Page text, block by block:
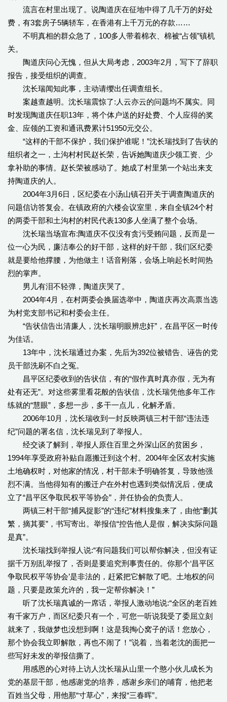
流言在村里出现了。说陶道庆在征地中得了几千万的好处
费，有3套房子5辆轿车，在香港有上千万元的存款……
不明真相的群众急了，100多人带着棉衣、棉被“占领”镇机
关。
陶道庆问心无愧，但从大局考虑，2003年2月，写下了辞职
报告，接受组织的调查。
沈长瑞闻知此事，主动请缨出任调查组长。
案越查越明。沈长瑞震惊了:人云亦云的问题均不属实。同
时发现陶道庆任职13年，将个体户送的好处费、个人应得的奖
金、应领的工资和通讯费累计51950元交公。
“这样的干部不保护，我们保护谁呢！”沈长瑞找到了告状的
组织者之一，土沟村村民赵长荣，告诉她陶道庆少领工资、少
拿补助的事情。赵长荣被感动了。她成了村里第一个站出来支
持陶道庆的人。
2004年3月6日，区纪委在小汤山镇召开关于调查陶道庆的
问题信访答复会。在镇政府的六楼会议室里，来自全镇24个村
的两委干部和土沟村的村民代表130多人坐满了整个会场。
沈长瑞当场宣布:陶道庆不仅没有贪污受贿问题，反而是一
位一心为民，廉洁奉公的好干部，这样的好干部，我们区纪委
就是要给他撑腰，为他做主！话音刚落，会场上响起长时间热
烈的掌声。
男儿有泪不轻弹，陶道庆哭了。
2004年4月，在村两委会换届选举中，陶道庆再次高票当选
为村党支部书记和村委会主任。
“告状信告出清廉人，沈长瑞明眼辨忠奸”，在昌平区一时传
为佳话。
13年中，沈长瑞通过办案，先后为392位被错告、诬告的党
员干部洗刷不白之冤。
昌平区纪委收到的告状信，有的“假作真时真亦假，无为有
处有还无”。对这些雾里看花般的告状信，沈长瑞凭他多年工作
练就的“慧眼”，多想一步，多干一点儿，化解矛盾。
2006年10月，沈长瑞收到一封反映两镇三村干部“违法违
纪”问题的署名信，沈长瑞见到了举报人。
经交谈了解到，举报人原住百里之外深山区的贫困乡，
1994年享受政府补贴自愿搬迁到这个村。2004年全区农村实施
土地确权时，对他家的情况，村干部未予明确答复，导致他强
烈不满。当他得知有的搬迁户在外村也遇到类似情况后，便成
立了“昌平区争取民权平等协会”，并任协会的负责人。
两镇三村干部“捕风捉影”的“违纪”材料搜集来了，由他“删其
繁，摘其要”，书写寄出。举报信“控告他人是假，解决实际问题
是真”。
沈长瑞找到举报人说:“有问题我们可以帮你解决，但没有证
据千万别乱举报了，否则是要追究刑事责任的。你那个‘昌平区
争取民权平等协会’是非法的，赶紧把它解散了吧。土地权的问
题，只要是政策允许的，我一定帮你解决！”
听了沈长瑞真诚的一席话，举报人激动地说:“全区的老百姓
有千家万户，而区纪委只有一个，可您一听说我受了委屈立刻
就来了，我做梦也没想到啊！这是我掏心窝子的话！您放心，
那个协会我立即解散，再也不闹了！”说着，当着老沈的面把一
些写好未发的举报信撕了。
用感恩的心对待上访人沈长瑞从山里一个憨小伙儿成长为
党的基层干部，他感谢党的培养，感谢乡亲们的哺育，他把老
百姓当父母，用他那“寸草心”，来报“三春晖”。